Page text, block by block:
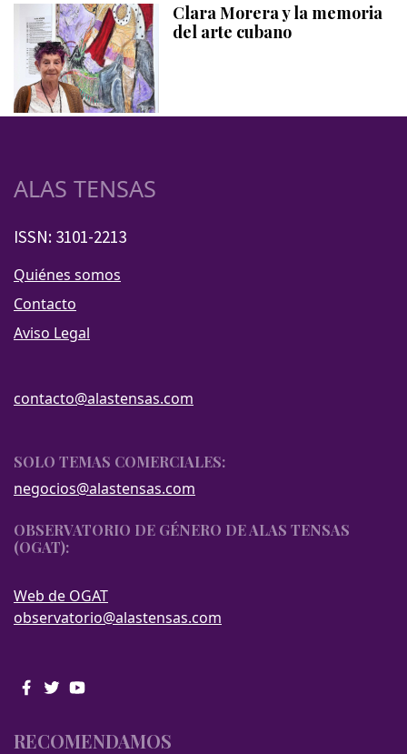
Clara Morera y la memoria
del arte cubano
ALAS TENSAS
ISSN: 3101-2213
Quiénes somos
Contacto
Aviso Legal
contacto@alastensas.com
SOLO TEMAS COMERCIALES:
negocios@alastensas.com
OBSERVATORIO DE GÉNERO DE ALAS TENSAS
(OGAT):
Web de OGAT
observatorio@alastensas.com
RECOMENDAMOS